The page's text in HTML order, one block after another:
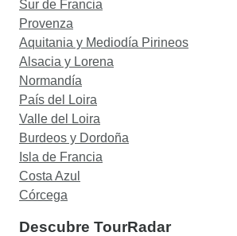
Sur de Francia
Provenza
Aquitania y Mediodía Pirineos
Alsacia y Lorena
Normandía
País del Loira
Valle del Loira
Burdeos y Dordoña
Isla de Francia
Costa Azul
Córcega
Descubre TourRadar